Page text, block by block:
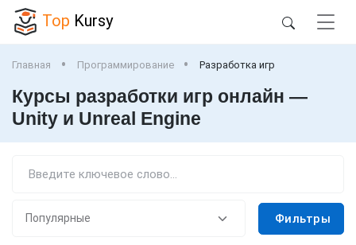
Top Kursy
Главная Программирование Разработка игр
Курсы разработки игр онлайн —
Unity и Unreal Engine
Фильтры